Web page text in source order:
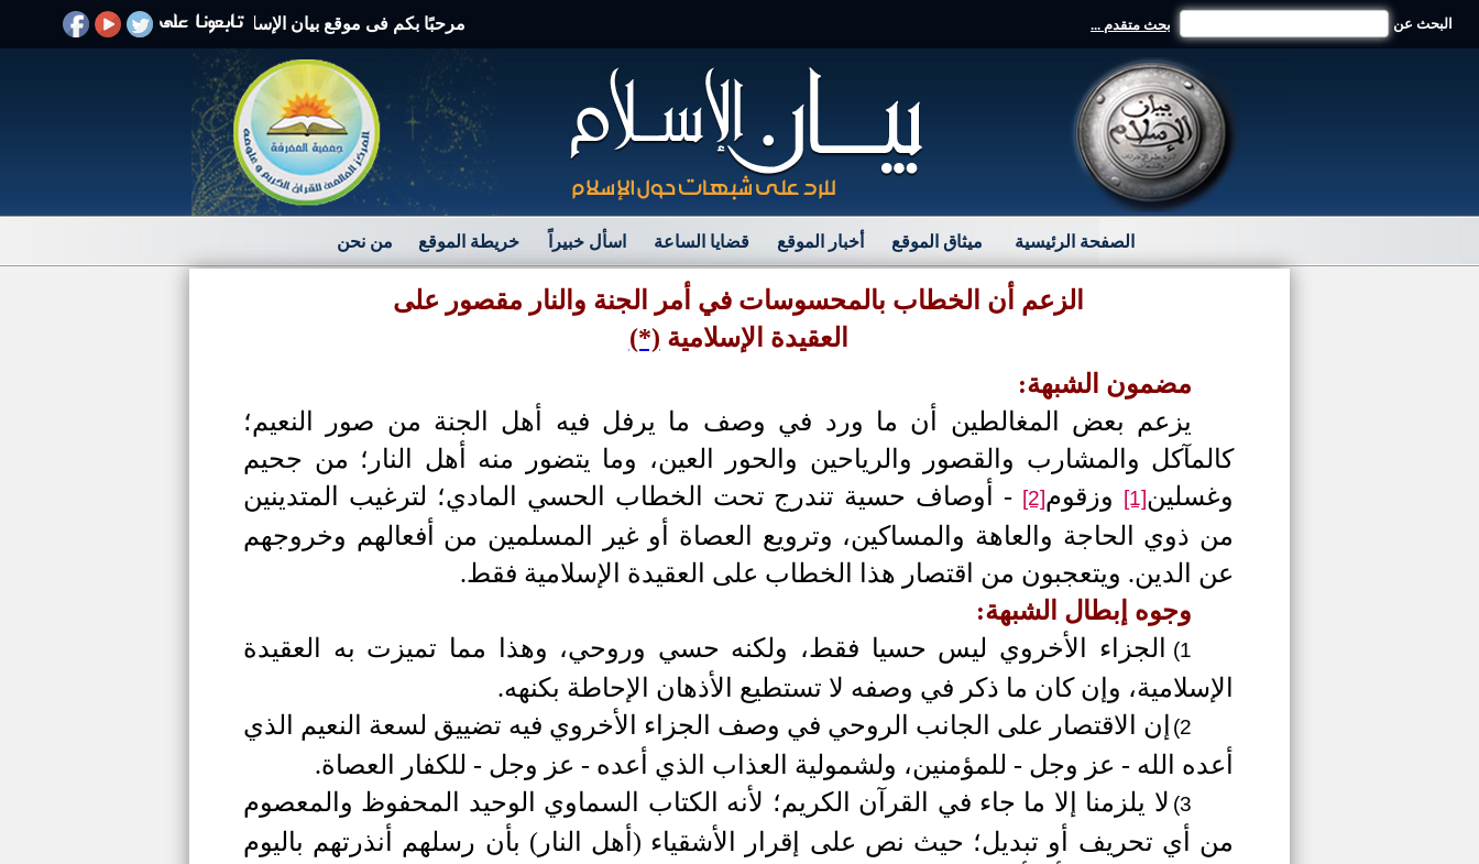
مرحبًا بكم فى موقع بيان الإسلام الرد على الافتراءات والشبهات بحث متقدم ... البحث عن
الصفحة الرئيسية ميثاق الموقع أخبار الموقع قضايا الساعة اسأل خبيراً خريطة الموقع من نحن
الزعم أن الخطاب بالمحسوسات في أمر الجنة والنار مقصور على
العقيدة الإسلامية (*)
مضمون الشبهة:
يزعم بعض المغالطين أن ما ورد في وصف ما يرفل فيه أهل الجنة من صور النعيم؛
كالمآكل والمشارب والقصور والرياحين والحور العين، وما يتضور منه أهل النار؛ من جحيم
وغسلين[1] وزقوم[2] - أوصاف حسية تندرج تحت الخطاب الحسي المادي؛ لترغيب المتدينين
من ذوي الحاجة والعاهة والمساكين، وترويع العصاة أو غير المسلمين من أفعالهم وخروجهم
عن الدين. ويتعجبون من اقتصار هذا الخطاب على العقيدة الإسلامية فقط.
وجوه إبطال الشبهة:
1)
الجزاء الأخروي ليس حسيا فقط، ولكنه حسي وروحي، وهذا مما تميزت به العقيدة
الإسلامية، وإن كان ما ذكر في وصفه لا تستطيع الأذهان الإحاطة بكنهه.
2)
إن الاقتصار على الجانب الروحي في وصف الجزاء الأخروي فيه تضييق لسعة النعيم الذي
أعده الله - عز وجل - للمؤمنين، ولشمولية العذاب الذي أعده - عز وجل - للكفار العصاة.
3) لا يلزمنا إلا ما جاء في القرآن الكريم؛ لأنه الكتاب السماوي الوحيد المحفوظ والمعصوم
من أي تحريف أو تبديل؛ حيث نص على إقرار الأشقياء (أهل النار) بأن رسلهم أنذرتهم باليوم